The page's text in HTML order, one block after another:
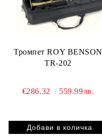
Тромпет ROY BENSON
TR-202
€286.32 559.99лв.